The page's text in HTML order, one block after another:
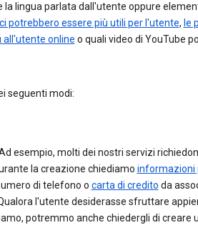
lingua parlata dall'utente oppure
potrebbero essere più utili per l'utente, le
all'utente online o quali video di YouTube
seguenti modi:
esempio, molti dei nostri servizi
la creazione chiediamo informazioni
di telefono o carta di credito da
l'utente desiderasse sfruttare
potremmo anche chiedergli di creare